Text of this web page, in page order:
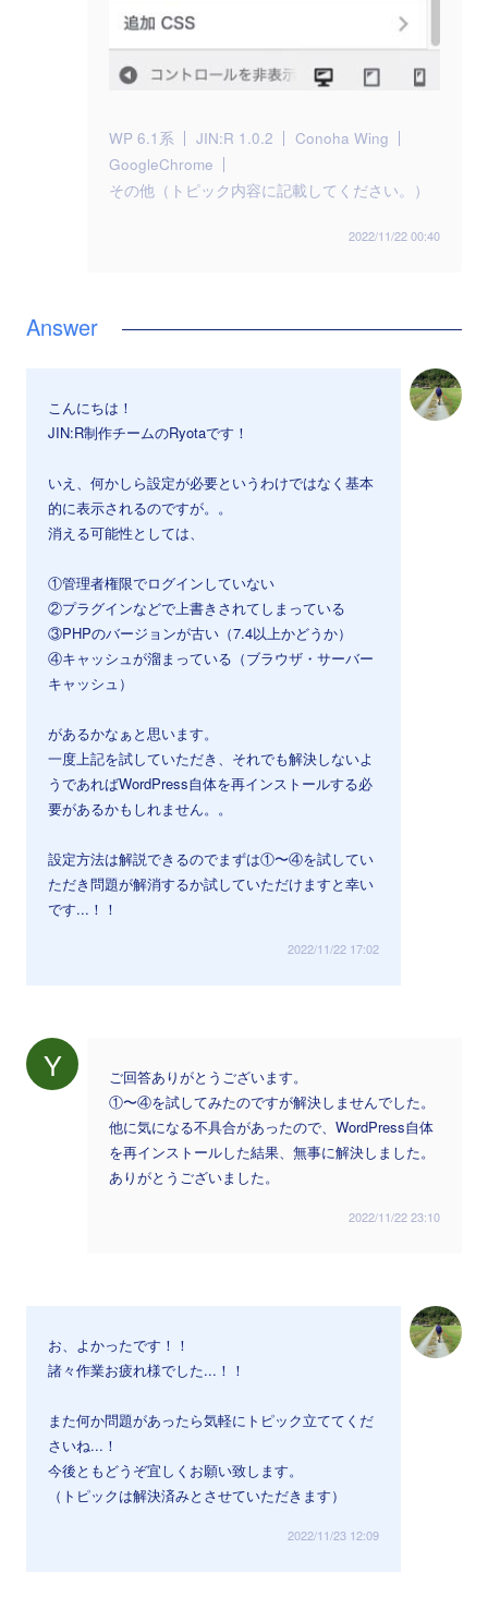
WP 6.1系 JIN:R 1.0.2
Conoha Wing
GoogleChrome
その他（トピック内容に記載してください。）
2022/11/22 00:40
こんにちは！
JIN:R制作チームのRyotaです！
いえ、何かしら設定が必要というわけではなく基本
的に表示されるのですが。。
消える可能性としては、
①管理者権限でログインしていない
②プラグインなどで上書きされてしまっている
③PHPのバージョンが古い（7.4以上かどうか）
④キャッシュが溜まっている（ブラウザ・サーバー
キャッシュ）
があるかなぁと思います。
一度上記を試していただき、それでも解決しないよ
うであればWordPress自体を再インストールする必
要があるかもしれません。。
設定方法は解説できるのでまずは①〜④を試してい
ただき問題が解消するか試していただけますと幸い
です...！！
2022/11/22 17:02
Y
ご回答ありがとうございます。
①〜④を試してみたのですが解決しませんでした。
他に気になる不具合があったので、WordPress自体
を再インストールした結果、無事に解決しました。
ありがとうございました。
2022/11/22 23:10
お、よかったです！！
諸々作業お疲れ様でした...！！
また何か問題があったら気軽にトピック立ててくだ
さいね...！
今後ともどうぞ宜しくお願い致します。
（トピックは解決済みとさせていただきます）
2022/11/23 12:09